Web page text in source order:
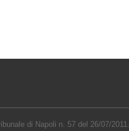
di Napoli n. 57 del 26/07/2011.